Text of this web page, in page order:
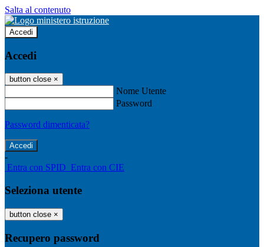
Salta al contenuto
Accedi
Accedi
button close ×
Nome Utente
Password
Password dimenticata?
-
Entra con SPID Entra con CIE
Seleziona utente
button close ×
Recupero password